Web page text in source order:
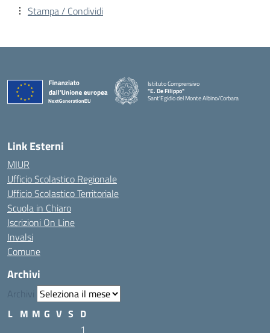
Stampa / Condividi
Istituto Comprensivo
"E. De Filippo"
Sant'Egidio del Monte Albino/Corbara
Link Esterni
MIUR
Ufficio Scolastico Regionale
Ufficio Scolastico Territoriale
Scuola in Chiaro
Iscrizioni On Line
Invalsi
Comune
Archivi
Archivi
L M M G V S D
1